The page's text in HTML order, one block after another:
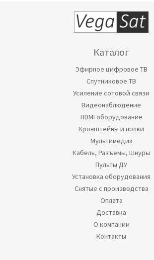
Каталог
Эфирное цифровое ТВ
Спутниковое ТВ
Усиление сотовой связи
Видеонаблюдение
HDMI оборудование
Кронштейны и полки
Мультимедиа
Кабель, Разъемы, Шнуры
Пульты ДУ
Установка оборудования
Снятые с производства
Оплата
Доставка
О компании
Контакты